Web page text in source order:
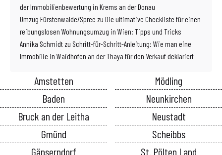
der Immobilienbewertung in Krems an der Donau
Umzug Fürstenwalde/Spree zu Die ultimative Checkliste für einen
reibungslosen Wohnungsumzug in Wien: Tipps und Tricks
Annika Schmidt zu Schritt-für-Schritt-Anleitung: Wie man eine
Immobilie in Waidhofen an der Thaya für den Verkauf deklariert
Amstetten
Baden
Bruck an der Leitha
Gmünd
Gänserndorf
Mödling
Neunkirchen
Neustadt
Scheibbs
St. Pölten Land